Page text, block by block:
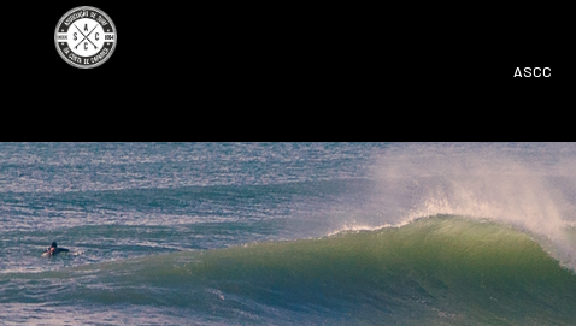
ASCC